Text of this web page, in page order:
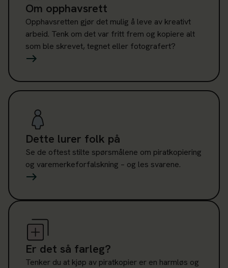
Om opphavsrett
Opphavsretten gjør det mulig å leve av kreativt
arbeid. Tenk om det var fritt frem og kopiere alt
som ble skrevet, tegnet eller fotografert?
Les mer om Dette lurer folk på
Dette lurer folk på
Se de oftest stilte spørsmålene om piratkopiering
og varemerkeforfalskning – og les svarene.
Les mer om Er det så farleg?
Er det så farleg?
Tenker du at kjøp av piratkopier er en harmløs og